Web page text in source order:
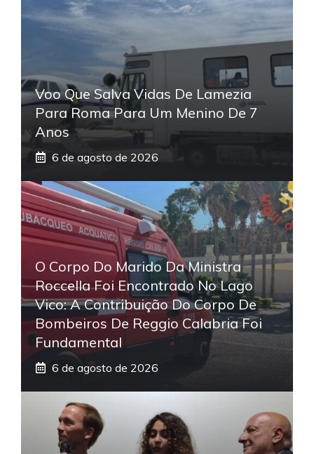
Voo Que Salva Vidas De Lamezia
Para Roma Para Um Menino De 7
Anos
6 de agosto de 2026
O Corpo Do Marido Da Ministra
Roccella Foi Encontrado No Lago
Vico: A Contribuição Do Corpo De
Bombeiros De Reggio Calabria Foi
Fundamental
6 de agosto de 2026